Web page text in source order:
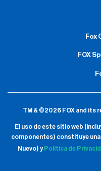
Fox
FOX
TM & ©2026 FOX and its
El uso de este sitio web
componentes) constituye
Nuevo) y Política de